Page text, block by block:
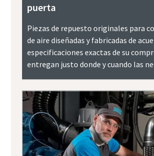
puerta
Piezas de repuesto originales para
de aire diseñadas y fabricadas de
especificaciones exactas de su
entregan justo donde y cuando las